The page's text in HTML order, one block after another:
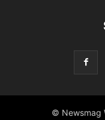
© Newsmag